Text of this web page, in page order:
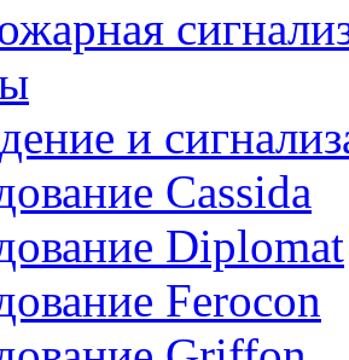
и
Cassida
Diplomat
Ferocon